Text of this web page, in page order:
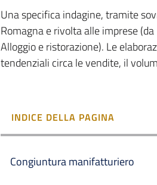
Una specifica indagine, tramite
Romagna e rivolta alle imprese
Alloggio e ristorazione). Le
tendenziali circa le vendite, il
INDICE DELLA PAGINA
Congiuntura manifatturiero